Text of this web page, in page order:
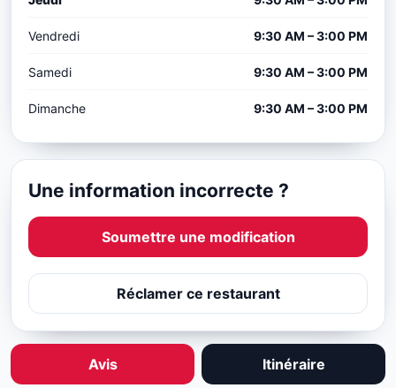
Vendredi 9:30 AM – 3:00 PM
Samedi 9:30 AM – 3:00 PM
Dimanche 9:30 AM – 3:00 PM
Une information incorrecte ?
Soumettre une modification
Réclamer ce restaurant
Avis Itinéraire